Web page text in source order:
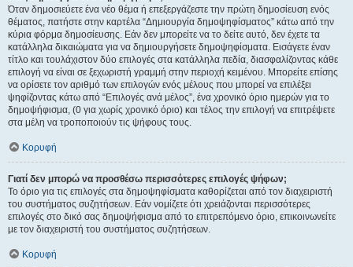
Όταν δημοσιεύετε ένα νέο θέμα ή επεξεργάζεστε την πρώτη δημοσίευση ενός
θέματος, πατήστε στην καρτέλα “Δημιουργία δημοψηφίσματος” κάτω από την
κύρια φόρμα δημοσίευσης. Εάν δεν μπορείτε να το δείτε αυτό, δεν έχετε τα
κατάλληλα δικαιώματα για να δημιουργήσετε δημοψηφίσματα. Εισάγετε έναν
τίτλο και τουλάχιστον δύο επιλογές στα κατάλληλα πεδία, διασφαλίζοντας κάθε
επιλογή να είναι σε ξεχωριστή γραμμή στην περιοχή κειμένου. Μπορείτε επίσης
να ορίσετε τον αριθμό των επιλογών ενός μέλους που μπορεί να επιλέξει
ψηφίζοντας κάτω από “Επιλογές ανά μέλος”, ένα χρονικό όριο ημερών για το
δημοψήφισμα, (0 για χωρίς χρονικό όριο) και τέλος την επιλογή να επιτρέψετε
στα μέλη να τροποποιούν τις ψήφους τους.
Κορυφή
Γιατί δεν μπορώ να προσθέσω περισσότερες επιλογές ψήφων;
Το όριο για τις επιλογές στα δημοψηφίσματα καθορίζεται από τον διαχειριστή
του συστήματος συζητήσεων. Εάν νομίζετε ότι χρειάζονται περισσότερες
επιλογές στο δικό σας δημοψήφισμα από το επιτρεπόμενο όριο, επικοινωνείτε
με τον διαχειριστή του συστήματος συζητήσεων.
Κορυφή